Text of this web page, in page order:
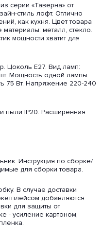
серии «Таверна» от
стиль лофт. Отлично
как кухня. Цвет товара
металл, стекло.
мощности хватит для
Цоколь E27. Вид ламп:
Мощность одной лампы
75 Вт. Напряжение 220-240
пыли IP20. Расширенная
Инструкция по сборке/
для сборки товара.
В случае доставки
добавляются
для защиты от
- усиление картоном,